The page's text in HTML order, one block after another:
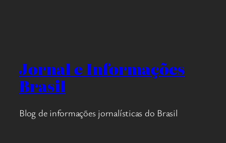
Jornal e Informações
Brasil
Blog de informações jornalísticas do Brasil